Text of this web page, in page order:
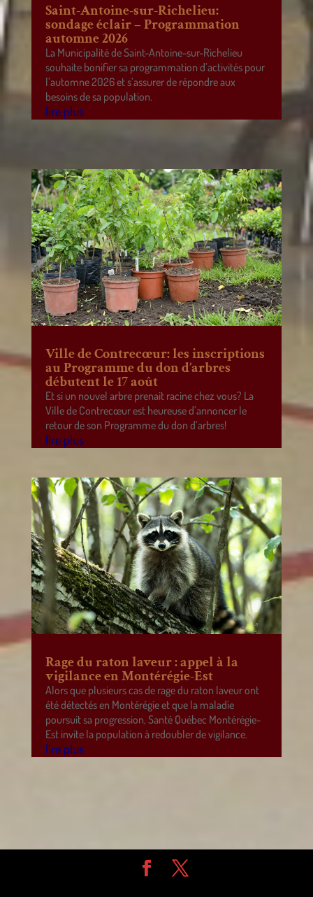
Saint-Antoine-sur-Richelieu:
sondage éclair – Programmation
automne 2026
La Municipalité de Saint-Antoine-sur-Richelieu
souhaite bonifier sa programmation d’activités pour
l’automne 2026 et s’assurer de répondre aux
besoins de sa population.
lire plus
Ville de Contrecœur: les inscriptions
au Programme du don d’arbres
débutent le 17 août
Et si un nouvel arbre prenait racine chez vous? La
Ville de Contrecœur est heureuse d’annoncer le
retour de son Programme du don d’arbres!
lire plus
Rage du raton laveur : appel à la
vigilance en Montérégie-Est
Alors que plusieurs cas de rage du raton laveur ont
été détectés en Montérégie et que la maladie
poursuit sa progression, Santé Québec Montérégie-
Est invite la population à redoubler de vigilance.
lire plus